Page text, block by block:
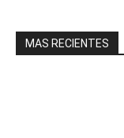
MAS RECIENTES